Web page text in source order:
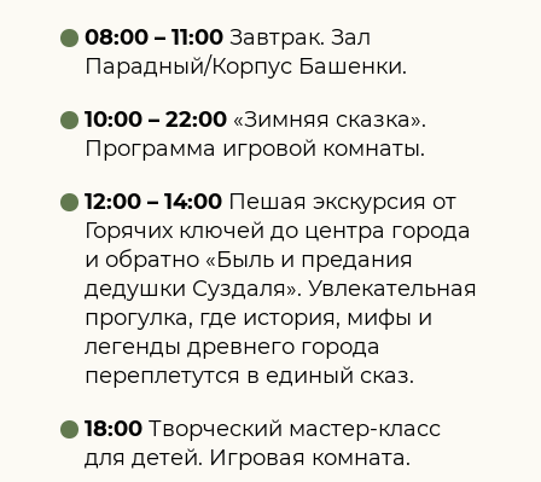
08:00 – 11:00 Завтрак. Зал
Парадный/Корпус Башенки.
10:00 – 22:00 «Зимняя сказка».
Программа игровой комнаты.
12:00 – 14:00 Пешая экскурсия от
Горячих ключей до центра города
и обратно «Быль и предания
дедушки Суздаля». Увлекательная
прогулка, где история, мифы и
легенды древнего города
переплетутся в единый сказ.
18:00 Творческий мастер‑класс
для детей. Игровая комната.